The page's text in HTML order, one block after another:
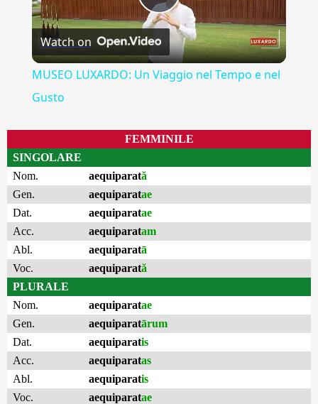
Play
Video
Watch on
MUSEO LUXARDO: Un Viaggio nel Tempo e nel
Gusto
FEMMINILE
SINGOLARE
Nom.
aequiparată
Gen.
aequiparatae
Dat.
aequiparatae
Acc.
aequiparatam
Abl.
aequiparatā
Voc.
aequiparată
PLURALE
Nom.
aequiparatae
Gen.
aequiparatārum
Dat.
aequiparatis
Acc.
aequiparatas
Abl.
aequiparatis
Voc.
aequiparatae